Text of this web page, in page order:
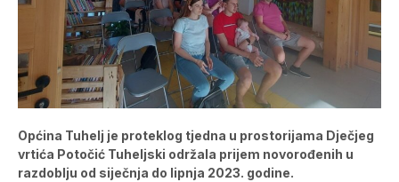
Općina Tuhelj je proteklog tjedna u prostorijama Dječjeg
vrtića Potočić Tuheljski održala prijem novorođenih u
razdoblju od siječnja do lipnja 2023. godine.